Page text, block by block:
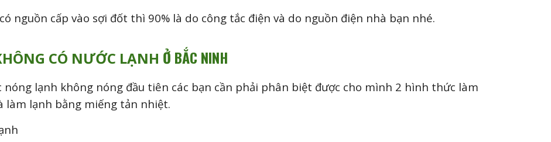
nguồn cấp vào sợi đốt thì 90% là do công tắc điện và do nguồn điện nhà bạn nhé.
CÓ NƯỚC LẠNH Ở BẮC NINH
lạnh không nóng đầu tiên các bạn cần phải phân biệt được cho mình 2 hình thức làm
làm lạnh bằng miếng tản nhiệt.